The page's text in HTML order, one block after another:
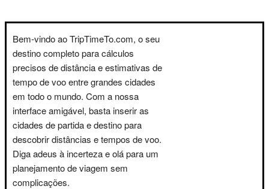
Bem-vindo ao TripTimeTo.com, o seu
destino completo para cálculos
precisos de distância e estimativas de
tempo de voo entre grandes cidades
em todo o mundo. Com a nossa
interface amigável, basta inserir as
cidades de partida e destino para
descobrir distâncias e tempos de voo.
Diga adeus à incerteza e olá para um
planejamento de viagem sem
complicações.